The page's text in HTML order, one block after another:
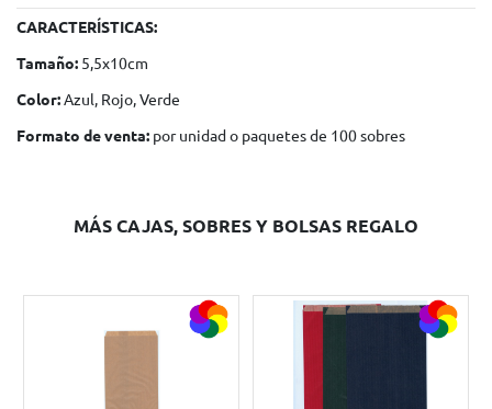
CARACTERÍSTICAS:
Tamaño: 5,5x10cm
Color:Azul, Rojo, Verde
Formato de venta: por unidad o paquetes de 100 sobres
MÁS CAJAS, SOBRES Y BOLSAS REGALO